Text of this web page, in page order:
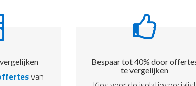
van
Bespaar tot 40% door
te vergelijken